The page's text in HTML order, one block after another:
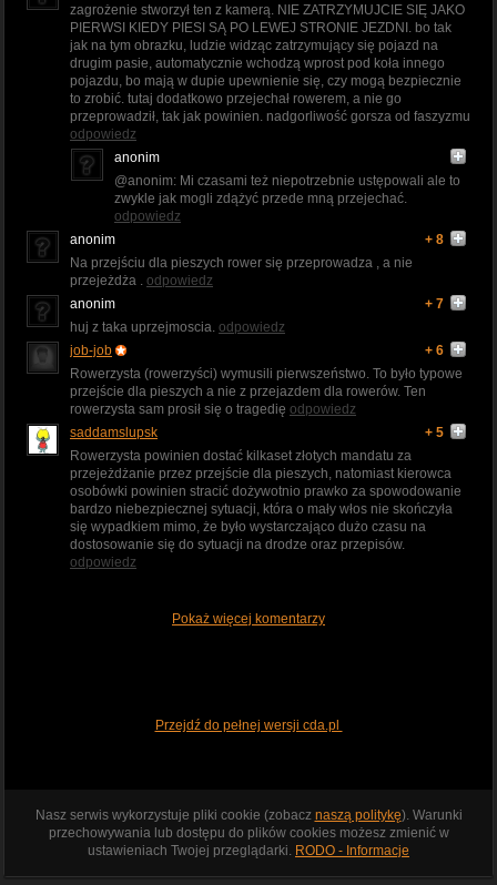
zagrożenie stworzył ten z kamerą. NIE ZATRZYMUJCIE SIĘ JAKO
PIERWSI KIEDY PIESI SĄ PO LEWEJ STRONIE JEZDNI. bo tak
jak na tym obrazku, ludzie widząc zatrzymujący się pojazd na
drugim pasie, automatycznie wchodzą wprost pod koła innego
pojazdu, bo mają w dupie upewnienie się, czy mogą bezpiecznie
to zrobić. tutaj dodatkowo przejechał rowerem, a nie go
przeprowadził, tak jak powinien. nadgorliwość gorsza od faszyzmu
odpowiedz
anonim
@anonim: Mi czasami też niepotrzebnie ustępowali ale to
zwykle jak mogli zdążyć przede mną przejechać.
odpowiedz
anonim
+ 8
Na przejściu dla pieszych rower się przeprowadza , a nie
przejeżdża . odpowiedz
anonim
+ 7
huj z taka uprzejmoscia. odpowiedz
job-job
+ 6
Rowerzysta (rowerzyści) wymusili pierwszeństwo. To było typowe
przejście dla pieszych a nie z przejazdem dla rowerów. Ten
rowerzysta sam prosił się o tragedię odpowiedz
saddamslupsk
+ 5
Rowerzysta powinien dostać kilkaset złotych mandatu za
przejeżdżanie przez przejście dla pieszych, natomiast kierowca
osobówki powinien stracić dożywotnio prawko za spowodowanie
bardzo niebezpiecznej sytuacji, która o mały włos nie skończyła
się wypadkiem mimo, że było wystarczająco dużo czasu na
dostosowanie się do sytuacji na drodze oraz przepisów.
odpowiedz
Pokaż więcej komentarzy
Przejdź do pełnej wersji cda.pl
Nasz serwis wykorzystuje pliki cookie (zobacz naszą politykę). Warunki
przechowywania lub dostępu do plików cookies możesz zmienić w
ustawieniach Twojej przeglądarki. RODO - Informacje